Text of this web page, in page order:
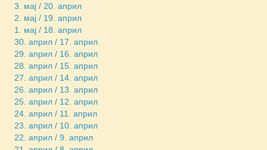
3. мај / 20. април
2. мај / 19. април
1. мај / 18. април
30. април / 17. април
29. април / 16. април
28. април / 15. април
27. април / 14. април
26. април / 13. април
25. април / 12. април
24. април / 11. април
23. април / 10. април
22. април / 9. април